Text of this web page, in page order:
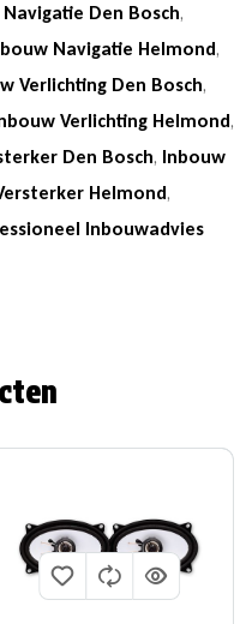
Den Bosch,
Navigatie Helmond,
Verlichting Den Bosch,
Verlichting Helmond,
Den Bosch, Inbouw
Helmond,
Inbouwadvies